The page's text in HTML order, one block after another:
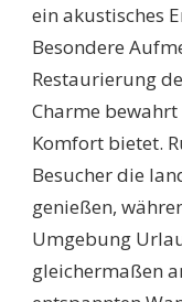
ein akustisches
Besondere
Restaurierung
Charme
Komfort bietet.
Besucher die
genießen,
Umgebung
gleichermaßen